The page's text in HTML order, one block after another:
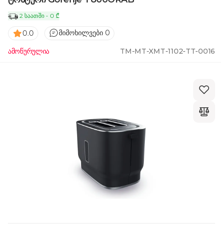
2 საათში - 0 ₾
0.0 მიმოხილვები 0
ამოწურულია TM-MT-XMT-1102-TT-0016